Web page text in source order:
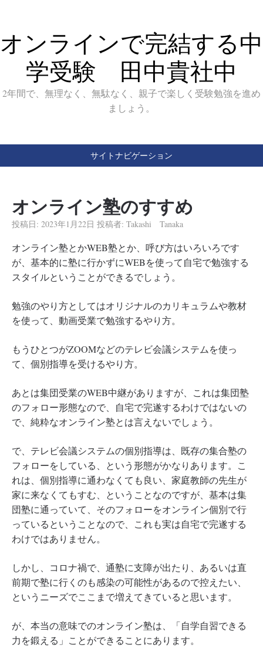
オンラインで完結する中
学受験 田中貴社中
2年間で、無理なく、無駄なく、親子で楽しく受験勉強を進め
ましょう。
サイトナビゲーション
オンライン塾のすすめ
投稿日: 2023年1月22日 投稿者: Takashi Tanaka
オンライン塾とかWEB塾とか、呼び方はいろいろです
が、基本的に塾に行かずにWEBを使って自宅で勉強する
スタイルということができるでしょう。
勉強のやり方としてはオリジナルのカリキュラムや教材
を使って、動画受業で勉強するやり方。
もうひとつがZOOMなどのテレビ会議システムを使っ
て、個別指導を受けるやり方。
あとは集団受業のWEB中継がありますが、これは集団塾
のフォロー形態なので、自宅で完遂するわけではないの
で、純粋なオンライン塾とは言えないでしょう。
で、テレビ会議システムの個別指導は、既存の集合塾の
フォローをしている、という形態がかなりあります。こ
れは、個別指導に通わなくても良い、家庭教師の先生が
家に来なくてもすむ、ということなのですが、基本は集
団塾に通っていて、そのフォローをオンライン個別で行
っているということなので、これも実は自宅で完遂する
わけではありません。
しかし、コロナ禍で、通塾に支障が出たり、あるいは直
前期で塾に行くのも感染の可能性があるので控えたい、
というニーズでここまで増えてきていると思います。
が、本当の意味でのオンライン塾は、「自学自習できる
力を鍛える」ことができることにあります。